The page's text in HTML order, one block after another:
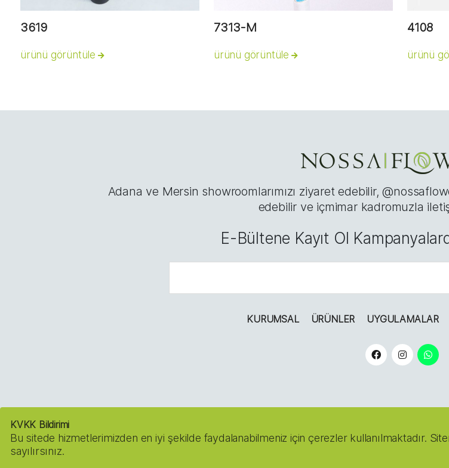
3619
ürünü görüntüle
7313-M
ürünü görüntüle
4108
ürünü
Adana ve Mersin showroomlarımızı ziyaret edebilir,
edebilir ve içmimar kadromuzla
E-Bültene Kayıt Ol
KURUMSAL ÜRÜNLER UYGULAMALAR
Copyright © 2022NOSSA FLOWERS.
KVKK Bildirimi
Bu sitede hizmetlerimizden en iyi şekilde faydalanabilmeniz için çerezler kullanılmaktadır.
sayılırsınız.